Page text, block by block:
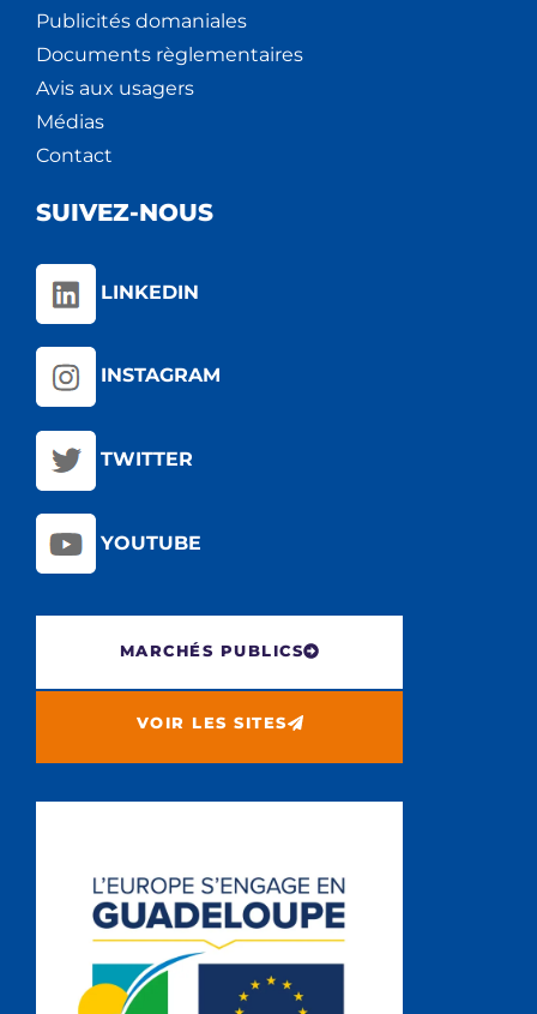
Publicités domaniales
Documents règlementaires
Avis aux usagers
Médias
Contact
SUIVEZ-NOUS
LINKEDIN
INSTAGRAM
TWITTER
YOUTUBE
MARCHÉS PUBLICS
VOIR LES SITES